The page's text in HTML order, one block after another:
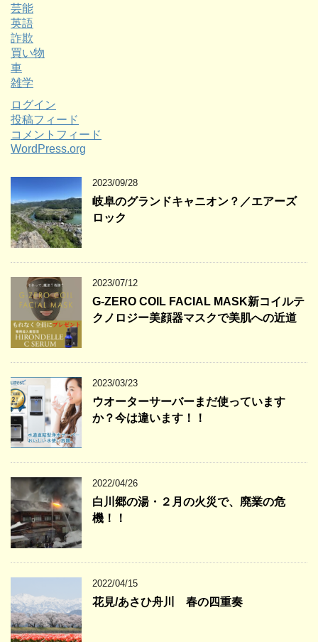
芸能
英語
詐欺
買い物
車
雑学
ログイン
投稿フィード
コメントフィード
WordPress.org
2023/09/28
岐阜のグランドキャニオン？／エアーズ
ロック
2023/07/12
G-ZERO COIL FACIAL MASK新コイルテ
クノロジー美顔器マスクで美肌への近道
2023/03/23
ウオーターサーバーまだ使っています
か？今は違います！！
2022/04/26
白川郷の湯・２月の火災で、廃業の危
機！！
2022/04/15
花見/あさひ舟川 春の四重奏